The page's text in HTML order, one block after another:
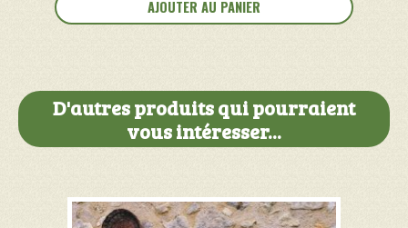
Corbeille
AJOUTER AU PANIER
D'autres produits qui pourraient
vous intéresser...